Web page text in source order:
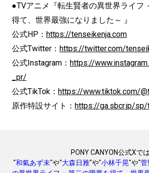
●TVアニメ『転生賢者の異世界ライフ
得て、世界最強になりました～ 』
公式HP： https://tenseikenja.com
公式Twitter： https://twitter.com/
公式Instagram： https://
_pr/
公式TikTok： https://www.tiktok.com/
原作特設サイト： https://ga.sbcr.jp/
PONY CANYON公式Xでは
"和氣あず未"や"大森日雅"や"小林千晃"や"菅